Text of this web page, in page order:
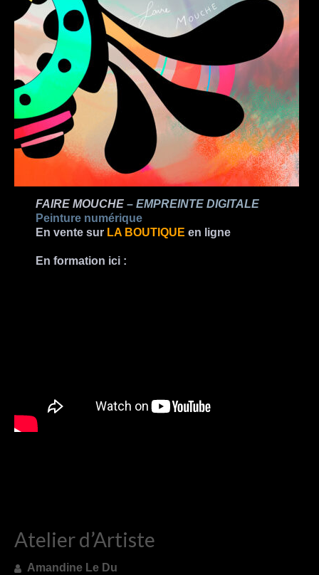
FAIRE MOUCHE – EMPREINTE DIGITALE
Peinture numérique
En vente sur LA BOUTIQUE en ligne
En formation ici :
Atelier d’Artiste
Amandine Le Du